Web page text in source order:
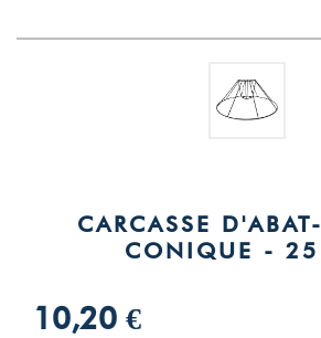
CARCASSE
CONIQUE - 25
10,20 €